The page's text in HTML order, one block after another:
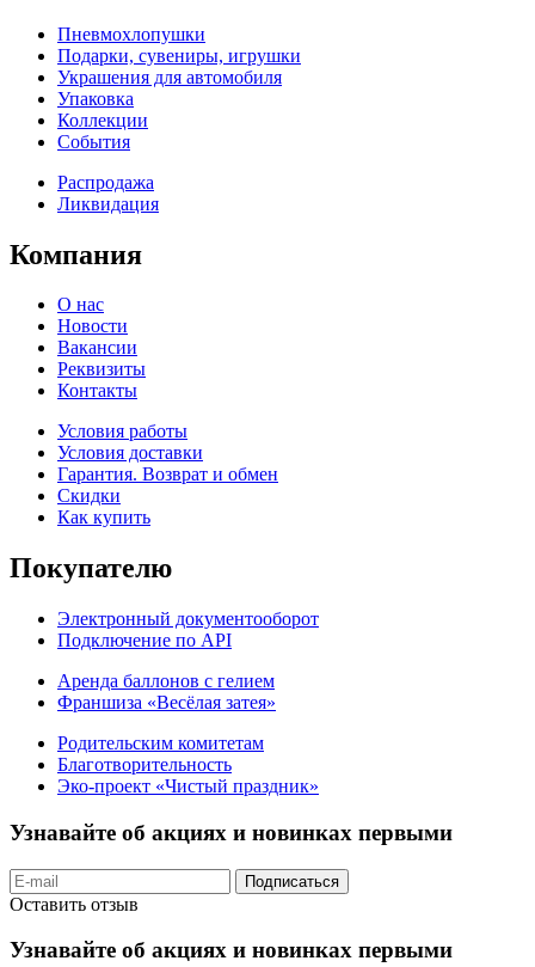
Пневмохлопушки
Подарки, сувениры, игрушки
Украшения для автомобиля
Упаковка
Коллекции
События
Распродажа
Ликвидация
Компания
О нас
Новости
Вакансии
Реквизиты
Контакты
Условия работы
Условия доставки
Гарантия. Возврат и обмен
Скидки
Как купить
Покупателю
Электронный документооборот
Подключение по API
Аренда баллонов с гелием
Франшиза «Весёлая затея»
Родительским комитетам
Благотворительность
Эко-проект «Чистый праздник»
Узнавайте об акциях и новинках первыми
Подписаться
Оставить отзыв
Узнавайте об акциях и новинках первыми